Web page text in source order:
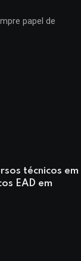
papel de
técnicos em
EAD em